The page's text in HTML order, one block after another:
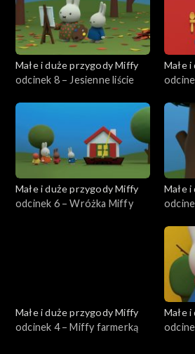
Małe i duże przygody Miffy
odcinek 8 – Jesienne liście
Małe
Małe i duże przygody Miffy
odcinek 6 – Wróżka Miffy
Małe
Małe i duże przygody Miffy
odcinek 4 – Miffy farmerką
Małe